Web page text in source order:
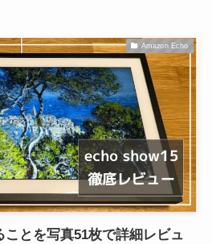
Amazon Echo
とを写真51枚で詳細レビュ